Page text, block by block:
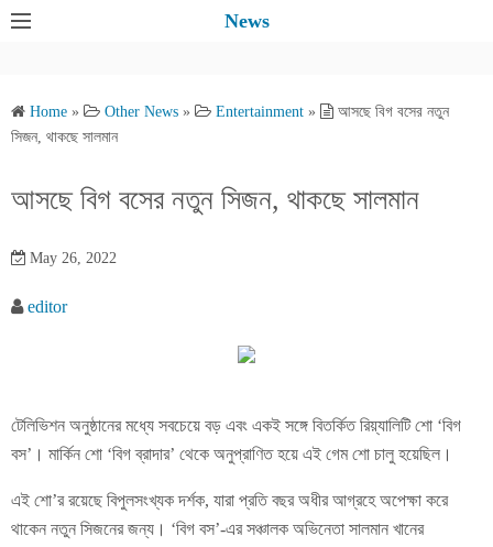
News
Home » Other News » Entertainment »
আসছে বিগ বসের নতুন
সিজন, থাকছে সালমান
আসছে বিগ বসের নতুন সিজন, থাকছে সালমান
May 26, 2022
editor
টেলিভিশন অনুষ্ঠানের মধ্যে সবচেয়ে বড় এবং একই সঙ্গে বিতর্কিত রিয়্যালিটি শো ‘বিগ
বস’। মার্কিন শো ‘বিগ ব্রাদার’ থেকে অনুপ্রাণিত হয়ে এই গেম শো চালু হয়েছিল।
এই শো’র রয়েছে বিপুলসংখ্যক দর্শক, যারা প্রতি বছর অধীর আগ্রহে অপেক্ষা করে
থাকেন নতুন সিজনের জন্য। ‘বিগ বস’-এর সঞ্চালক অভিনেতা সালমান খানের